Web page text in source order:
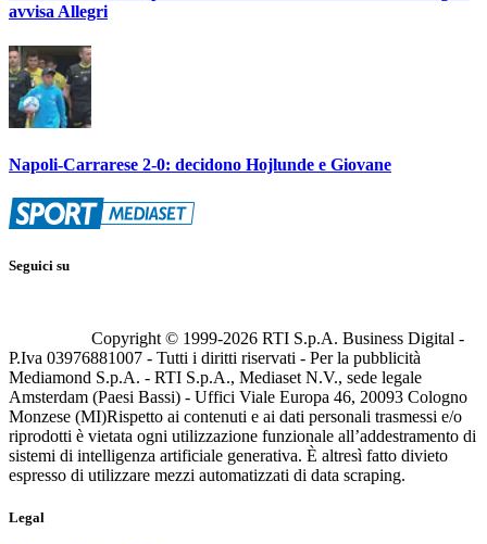
avvisa Allegri
Napoli-Carrarese 2-0: decidono Hojlunde e Giovane
Seguici su
Copyright © 1999-2026 RTI S.p.A. Business Digital -
P.Iva 03976881007 - Tutti i diritti riservati - Per la pubblicità
Mediamond S.p.A. - RTI S.p.A., Mediaset N.V., sede legale
Amsterdam (Paesi Bassi) - Uffici Viale Europa 46, 20093 Cologno
Monzese (MI)Rispetto ai contenuti e ai dati personali trasmessi e/o
riprodotti è vietata ogni utilizzazione funzionale all’addestramento di
sistemi di intelligenza artificiale generativa. È altresì fatto divieto
espresso di utilizzare mezzi automatizzati di data scraping.
Legal